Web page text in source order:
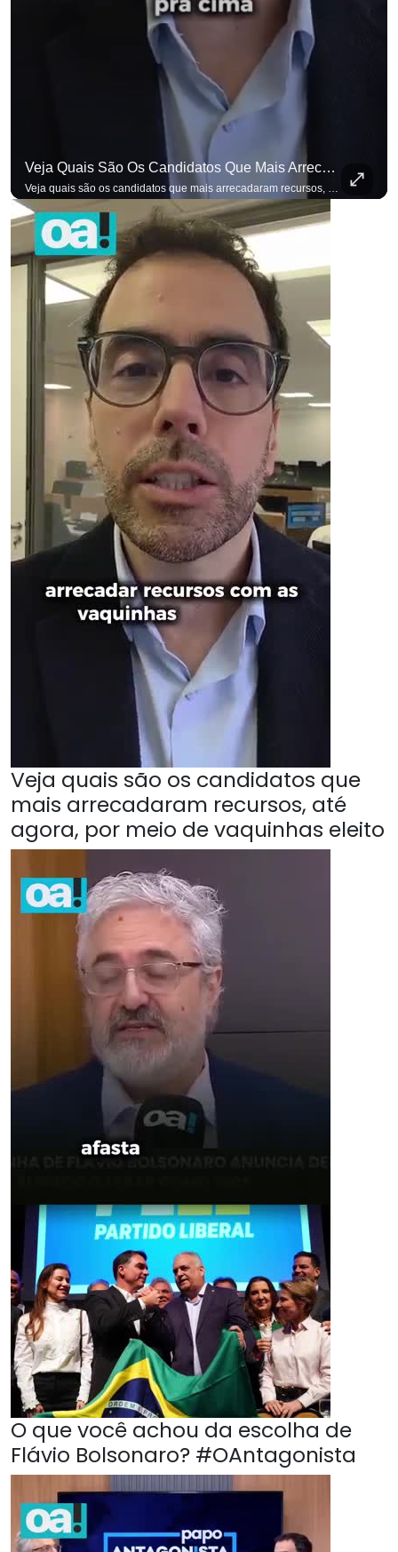
Veja Quais São Os Candidatos Que Mais Arrecadaram Recursos, Até Agora, Por Meio De Vaquinhas Eleito
Veja quais são os candidatos que
mais arrecadaram recursos, até
agora, por meio de vaquinhas eleito
O que você achou da escolha de
Flávio Bolsonaro? #OAntagonista